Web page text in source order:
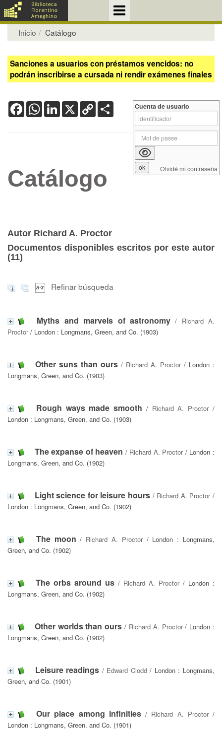
Inicio Catálogo
Sanciones a usuarios con préstamos vencidos: no
podrán inscribirse a cursada ni rendir exámenes finales
FacebookWhatsApp
LinkedIn
X Copy
Link
Catálogo
Autor Richard A. Proctor
Documentos disponibles escritos por este autor
(11)
Refinar búsqueda
Myths and marvels of astronomy/ Richard A.
Proctor/ London : Longmans, Green, and Co. (1903)
Other suns than ours / Richard A. Proctor/ London :
Longmans, Green, and Co. (1903)
Rough ways made smooth / Richard A. Proctor/
London : Longmans, Green, and Co. (1903)
The expanse of heaven / Richard A. Proctor/ London :
Longmans, Green, and Co. (1902)
Light science for leisure hours / Richard A. Proctor/
London : Longmans, Green, and Co. (1902)
The moon / Richard A. Proctor/ London : Longmans,
Green, and Co. (1902)
The orbs around us / Richard A. Proctor/ London :
Longmans, Green, and Co. (1902)
Other worlds than ours / Richard A. Proctor/ London :
Longmans, Green, and Co. (1902)
Leisure readings / Edward Clodd/ London : Longmans,
Green, and Co. (1901)
Our place among infinities/ Richard A. Proctor/
London : Longmans, Green, and Co. (1901)
Cuenta de usuario
Olvidé mi contraseña